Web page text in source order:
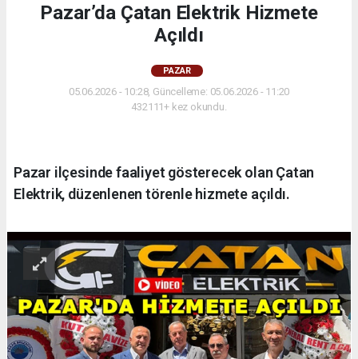
Pazar’da Çatan Elektrik Hizmete
Açıldı
PAZAR
05.06.2026 - 10:28, Güncelleme: 05.06.2026 - 11:20
432111+ kez okundu.
Pazar ilçesinde faaliyet gösterecek olan Çatan
Elektrik, düzenlenen törenle hizmete açıldı.